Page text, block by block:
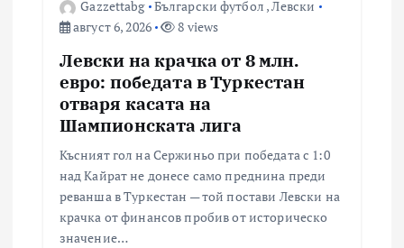
Gazzettabg Български футбол ,Левски
август 6, 2026
8 views
Левски на крачка от 8 млн.
евро: победата в Туркестан
отваря касата на
Шампионската лига
Късният гол на Сержиньо при победата с 1:0
над Кайрат не донесе само преднина преди
реванша в Туркестан — той постави Левски на
крачка от финансов пробив от историческо
значение…